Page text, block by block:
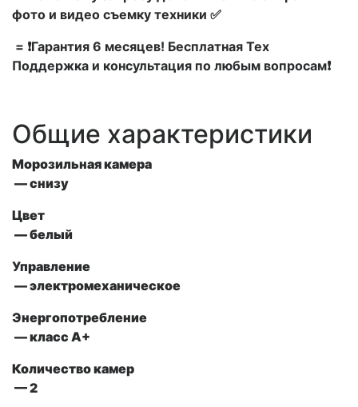
фото и видео съемку техники ✅
= ❗Гарантия 6 месяцев! Бесплатная Тех
Поддержка и консультация по любым вопросам❗
Общие характеристики
Морозильная камера
— снизу
Цвет
— белый
Управление
— электромеханическое
Энергопотребление
— класс А+
Количество камер
— 2